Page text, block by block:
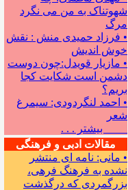
شهوتناک به من می نگرد
مرگ
• فرزاد حمیدی منش : نقش
خوش اندیش
• مازیار قویدل:چون دوست
دشمن است شکایت کجا
بریم؟
• احمد لنگردودی: سیمرغ
شعر
بیشتر . . .
مقالات ادبی و فرهنگی
• مانی: نامه ای منتشر
نشده به فرهنگ فرهی،
بزرگمردی که درگذشت